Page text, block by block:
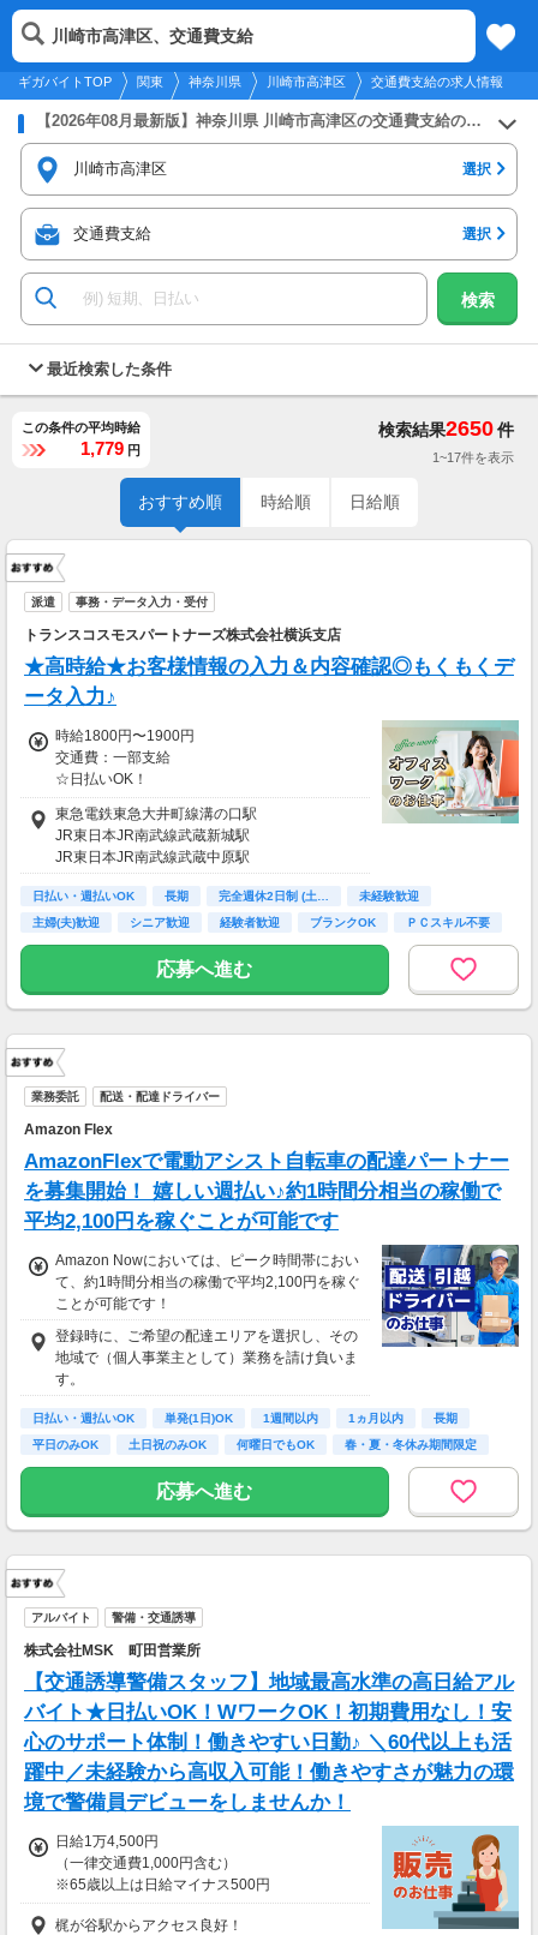
2026年8月7日更新
関東
メニュー
ギガバイトTOP 関東 神奈川県 川崎市高津区 交通費支給の求人情報
川崎市高津区、交通費支給
【2026年08月最新版】神奈川県 川崎市高津区の交通費支給のバイト・アルバイト・パートの求人募集情報
川崎市高津区 選択
交通費支給 選択
検索
最近検索した条件
この条件の平均時給
1,779 円
検索結果2650件
1~17件を表示
おすすめ順 時給順 日給順
派遣 事務・データ入力・受付
トランスコスモスパートナーズ株式会社横浜支店
★高時給★お客様情報の入力＆内容確認◎もくもくデ
ータ入力♪
時給1800円〜1900円
交通費：一部支給
☆日払いOK！
・交通費規程あり
東急電鉄東急大井町線溝の口駅
JR東日本JR南武線武蔵新城駅
JR東日本JR南武線武蔵中原駅
日払い・週払いOK 長期 完全週休2日制 (土…
未経験歓迎
主婦(夫)歓迎
シニア歓迎 経験者歓迎 ブランクOK ＰＣスキル不要
応募へ進む
業務委託 配送・配達ドライバー
Amazon Flex
AmazonFlexで電動アシスト自転車の配達パートナー
を募集開始！ 嬉しい週払い♪約1時間分相当の稼働で
平均2,100円を稼ぐことが可能です
Amazon Nowにおいては、ピーク時間帯におい
て、約1時間分相当の稼働で平均2,100円を稼ぐ
ことが可能です！
登録時に、ご希望の配達エリアを選択し、その
地域で（個人事業主として）業務を請け負いま
す。
日払い・週払いOK 単発(1日)OK 1週間以内 1ヵ月以内
長期
平日のみOK
土日祝のみOK 何曜日でもOK 春・夏・冬休み期間限定
応募へ進む
アルバイト 警備・交通誘導
株式会社MSK 町田営業所
【交通誘導警備スタッフ】地域最高水準の高日給アル
バイト★日払いOK！WワークOK！初期費用なし！安
心のサポート体制！働きやすい日勤♪ ＼60代以上も活
躍中／未経験から高収入可能！働きやすさが魅力の環
境で警備員デビューをしませんか！
日給1万4,500円
（一律交通費1,000円含む）
※65歳以上は日給マイナス500円
※70歳以上は日給マイナス2,00円
梶が谷駅からアクセス良好！